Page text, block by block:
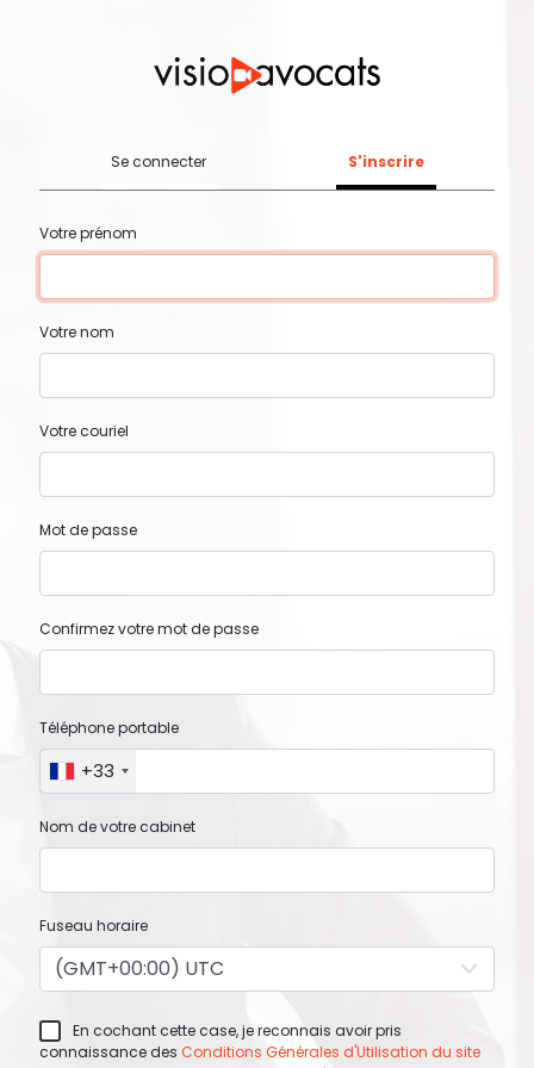
Se connecter S'inscrire
Votre prénom
Votre nom
Votre couriel
Mot de passe
Confirmez votre mot de passe
Téléphone portable
+33
Nom de votre cabinet
Fuseau horaire
En cochant cette case, je reconnais avoir pris
connaissance des Conditions Générales d'Utilisation du site